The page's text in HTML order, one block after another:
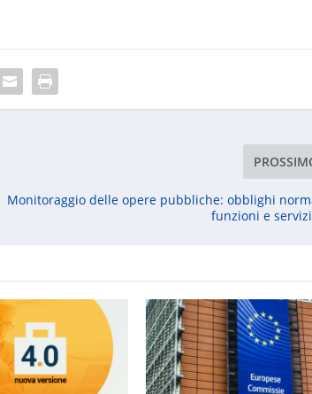
Monitoraggio delle opere pubbliche: obblighi
funzioni e